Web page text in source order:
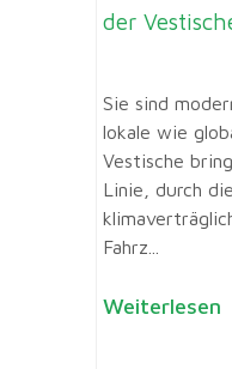
der
Sie sind
lokale wie
Vestische
Linie, durch
Fahrz...
Weiterlesen